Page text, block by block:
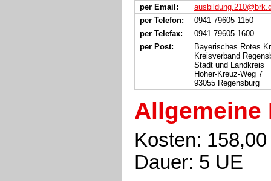
per Email:
per Telefon:
0941 79605-1150
per Telefax:
0941 79605-1600
per Post:
Bayerisches Rotes
Kreisverband
Stadt und Landkreis
Hoher-Kreuz-Weg 7
93055 Regensburg
Allgemeine
Kosten:
Dauer: 5 UE